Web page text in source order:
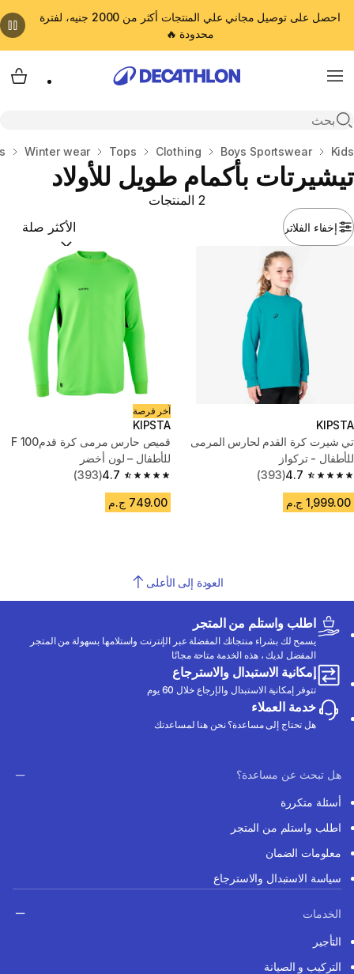
احصل على توصيل مجاني علي المنتجات أكثر من 2000 جنيه، لفترة
محدودة 🔥
Menu
Open search
المنزل
Kids
Boys Sportswear
Clothing
Tops
Winter wear
تيشيرتات بأكمام طويل للأولاد
إخفاء الفلاتر
2 المنتجات
ترتيب حسب:
KIPSTA
تي شيرت كرة القدم لحارس المرمى
للأطفال - تركواز
4.7
4.7 out of 5 stars from 393 reviews
(393)
1,999.00 ج.م
آخر فرصة
KIPSTA
قميص حارس مرمى كرة قدمF 100
للأطفال – لون أخضر
4.7
4.7 out of 5 stars from 393 reviews
(393)
749.00 ج.م
العودة إلى الأعلى
اطلب واستلم من المتجر
يسمح لك بشراء منتجاتك المفضلة عبر الإنترنت واستلامها بسهولة من المتجر
المفضل لديك ، هذه الخدمة متاحة مجانًا
إمكانية الاستبدال والاسترجاع
تتوفر إمكانية الاستبدال والإرجاع خلال 60 يوم
خدمة العملاء
هل تحتاج إلى مساعدة؟ نحن هنا لمساعدتك
هل تبحث عن مساعدة؟
أسئلة متكررة
اطلب واستلم من المتجر
معلومات الضمان
سياسة الاستبدال والاسترجاع
الخدمات
التأجير
التركيب و الصيانة